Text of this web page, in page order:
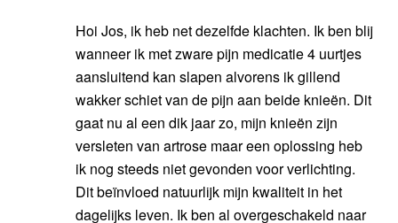
Hoi Jos, ik heb net dezelfde klachten. Ik ben blij
wanneer ik met zware pijn medicatie 4 uurtjes
aansluitend kan slapen alvorens ik gillend
wakker schiet van de pijn aan beide knieën. Dit
gaat nu al een dik jaar zo, mijn knieën zijn
versleten van artrose maar een oplossing heb
ik nog steeds niet gevonden voor verlichting.
Dit beïnvloed natuurlijk mijn kwaliteit in het
dagelijks leven. Ik ben al overgeschakeld naar